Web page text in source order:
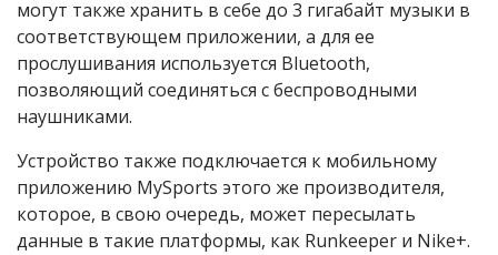
могут также хранить в себе до 3 гигабайт музыки в
соответствующем приложении, а для ее
прослушивания используется Bluetooth,
позволяющий соединяться с беспроводными
наушниками.
Устройство также подключается к мобильному
приложению MySports этого же производителя,
которое, в свою очередь, может пересылать
данные в такие платформы, как Runkeeper и Nike+.